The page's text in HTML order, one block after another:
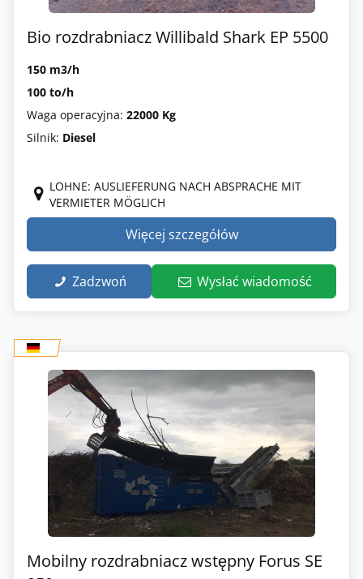
Bio rozdrabniacz Willibald Shark EP 5500
150 m3/h
100 to/h
Waga operacyjna: 22000 Kg
Silnik: Diesel
LOHNE: AUSLIEFERUNG NACH ABSPRACHE MIT
VERMIETER MÖGLICH
Więcej szczegółów
Zadzwoń Wysłać wiadomość
Mobilny rozdrabniacz wstępny Forus SE